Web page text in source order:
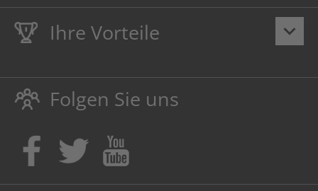
keyboard_arrow_down
Ihre Vorteile
LebenslangeHausmarke Garantieauf Toner und Tinte
schützt auch Ihren Drucker.
Umweltfreundlich dadurch Abfallvermeidung.
Kaufen Sie Tinte & Toner ruhig da, wo Ihre Kinder einen
Ausbildungsplatz bekommen!
Folgen Sie uns